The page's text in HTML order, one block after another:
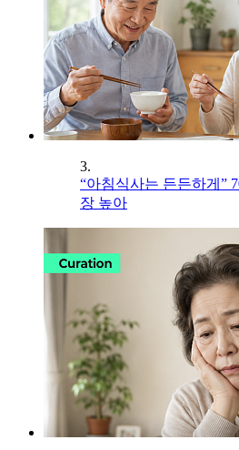
3.
“아침식사는 든든하게”
장 높아